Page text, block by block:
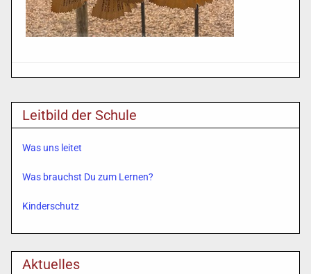
Leitbild der Schule
Was uns leitet
Was brauchst Du zum Lernen?
Kinderschutz
Aktuelles